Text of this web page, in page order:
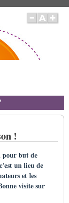
!
pour but de
un lieu de
et les
visite sur